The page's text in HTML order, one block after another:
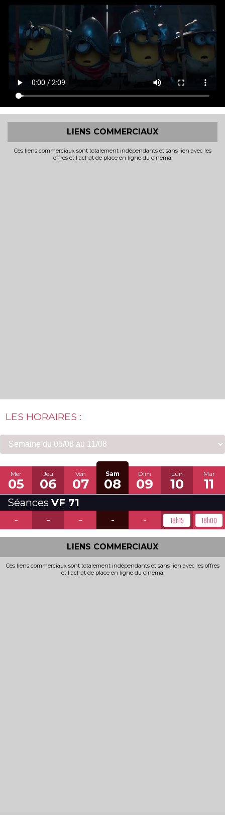
LIENS COMMERCIAUX
Ces liens commerciaux sont totalement indépendants et sans lien avec les
offres et l'achat de place en ligne du cinéma.
LES HORAIRES :
Mer
05
Jeu
06
Ven
07
Sam
08
Dim
09
Lun
10
Mar
11
Séances VF 71
-
- - - - 18h15 18h00
LIENS COMMERCIAUX
Ces liens commerciaux sont totalement indépendants et sans lien avec les offres
et l'achat de place en ligne du cinéma.